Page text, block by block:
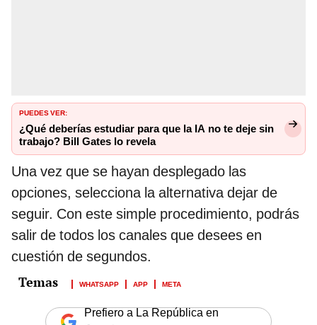
PUEDES VER:
¿Qué deberías estudiar para que la IA no te deje sin
trabajo? Bill Gates lo revela
Una vez que se hayan desplegado las
opciones, selecciona la alternativa dejar de
seguir. Con este simple procedimiento, podrás
salir de todos los canales que desees en
cuestión de segundos.
WHATSAPP APP META
Prefiero a La República en